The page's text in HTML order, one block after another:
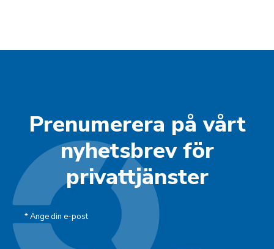
Prenumerera på vårt
nyhetsbrev för
privattjänster
*Ange din e-post